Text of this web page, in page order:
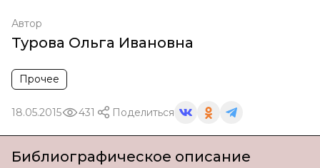
Автор
Турова Ольга Ивановна
Прочее
18.05.2015 431 Поделиться
Библиографическое описание